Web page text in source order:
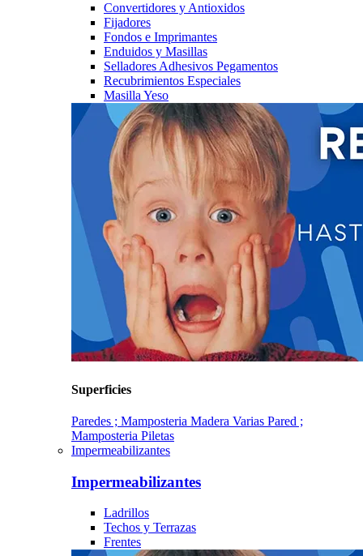
Convertidores y Antioxidos
Fijadores
Fondos e Imprimantes
Enduidos y Masillas
Selladores Adhesivos Pegamentos
Recubrimientos Especiales
Masilla Yeso
Superficies
Paredes ; Mamposteria Madera Varias Pared ;
Mamposteria Piletas
Impermeabilizantes
Impermeabilizantes
Ladrillos
Techos y Terrazas
Frentes